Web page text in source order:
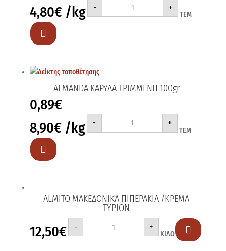
4,80€ /kg -
ΤΟΡΤΕΛΙΝΙΑ
/
+
ΤΕΜ

ALMANDA ΚΑΡΥΔΑ ΤΡΙΜΜΕΝΗ 100gr
0,89€
8,90€ /kg -
ALMANDA
ΤΡΙΜΜΕΝΗ
+
ΤΕΜ

ALMITO ΜΑΚΕΔΟΝΙΚΑ ΠΙΠΕΡΑΚΙΑ /ΚΡΕΜΑ
ΤΥΡΙΩΝ
12,50€ -
ALMITO
ΜΑΚΕΔΟΝΙΚΑ
ΠΙΠΕΡΑΚΙΑ
+
ΚΙΛΟ 